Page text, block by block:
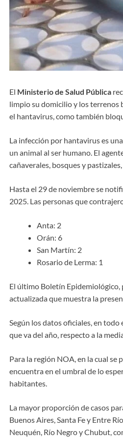
El Ministerio de Salud Pública
limpio su domicilio y los terrenos
el hantavirus, como también
La infección por hantavirus es
un animal al ser humano. El
cañaverales, bosques y
Hasta el 29 de noviembre se
2025. Las personas que
Anta: 2
Orán: 6
San Martín: 2
Rosario de Lerma: 1
El último Boletín
actualizada que muestra la
Según los datos oficiales, en
que va del año, respecto a la
Para la región NOA, en la cual se
encuentra en el umbral de lo
habitantes.
La mayor proporción de casos
Buenos Aires, Santa Fe y Entre
Neuquén, Río Negro y Chubut,